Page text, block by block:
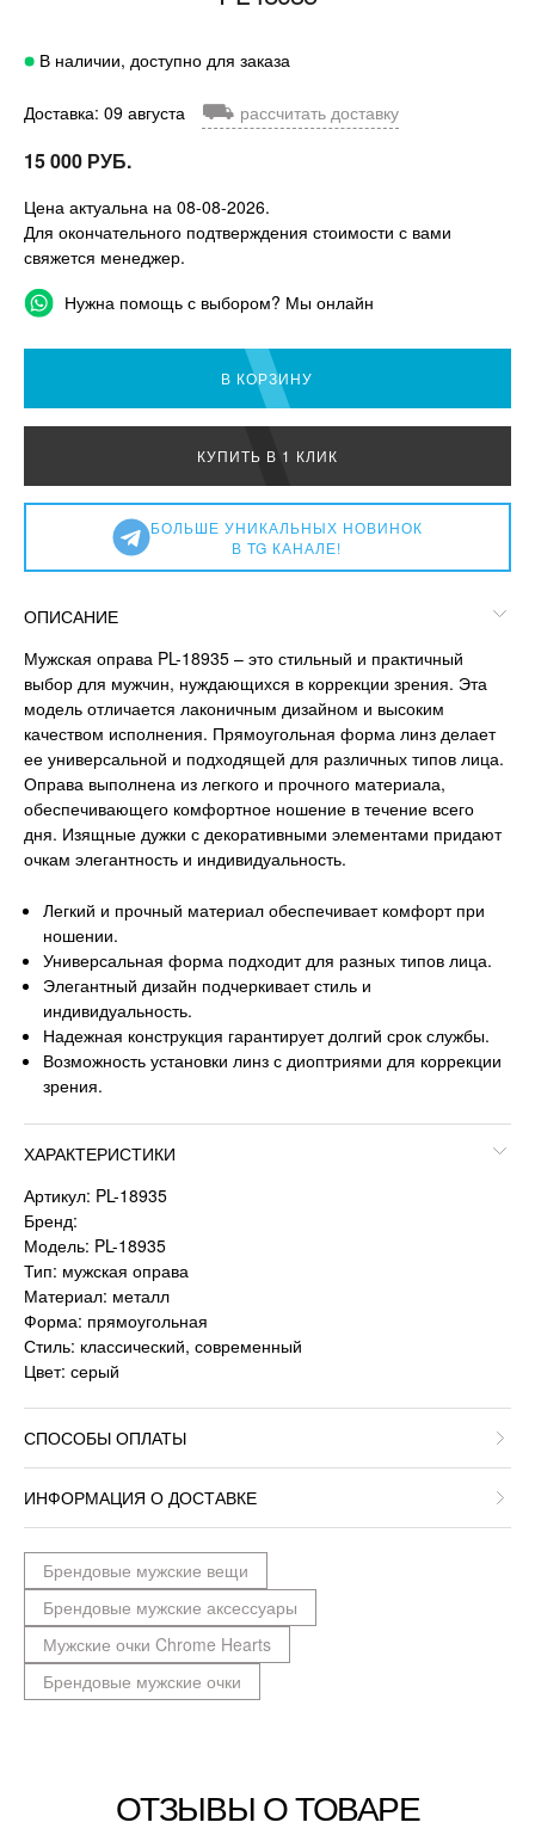
В наличии, доступно для заказа
Доставка: 09 августа ⛟ рассчитать доставку
15 000 РУБ.
Цена актуальна на 08-08-2026.
Для окончательного подтверждения стоимости с вами
свяжется менеджер.
Нужна помощь с выбором? Мы онлайн
В КОРЗИНУ
КУПИТЬ В 1 КЛИК
БОЛЬШЕ УНИКАЛЬНЫХ НОВИНОК
В TG КАНАЛЕ!
ОПИСАНИЕ
Мужская оправа PL-18935 – это стильный и практичный
выбор для мужчин, нуждающихся в коррекции зрения. Эта
модель отличается лаконичным дизайном и высоким
качеством исполнения. Прямоугольная форма линз делает
ее универсальной и подходящей для различных типов лица.
Оправа выполнена из легкого и прочного материала,
обеспечивающего комфортное ношение в течение всего
дня. Изящные дужки с декоративными элементами придают
очкам элегантность и индивидуальность.
Легкий и прочный материал обеспечивает комфорт при
ношении.
Универсальная форма подходит для разных типов лица.
Элегантный дизайн подчеркивает стиль и
индивидуальность.
Надежная конструкция гарантирует долгий срок службы.
Возможность установки линз с диоптриями для коррекции
зрения.
ХАРАКТЕРИСТИКИ
Артикул: PL-18935
Бренд:
Модель: PL-18935
Тип: мужская оправа
Материал: металл
Форма: прямоугольная
Стиль: классический, современный
Цвет: серый
СПОСОБЫ ОПЛАТЫ
ИНФОРМАЦИЯ О ДОСТАВКЕ
Брендовые мужские вещи
Брендовые мужские аксессуары
Мужские очки Chrome Hearts
Брендовые мужские очки
ОТЗЫВЫ О ТОВАРЕ